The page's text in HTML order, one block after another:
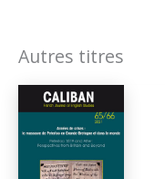
Autres titres